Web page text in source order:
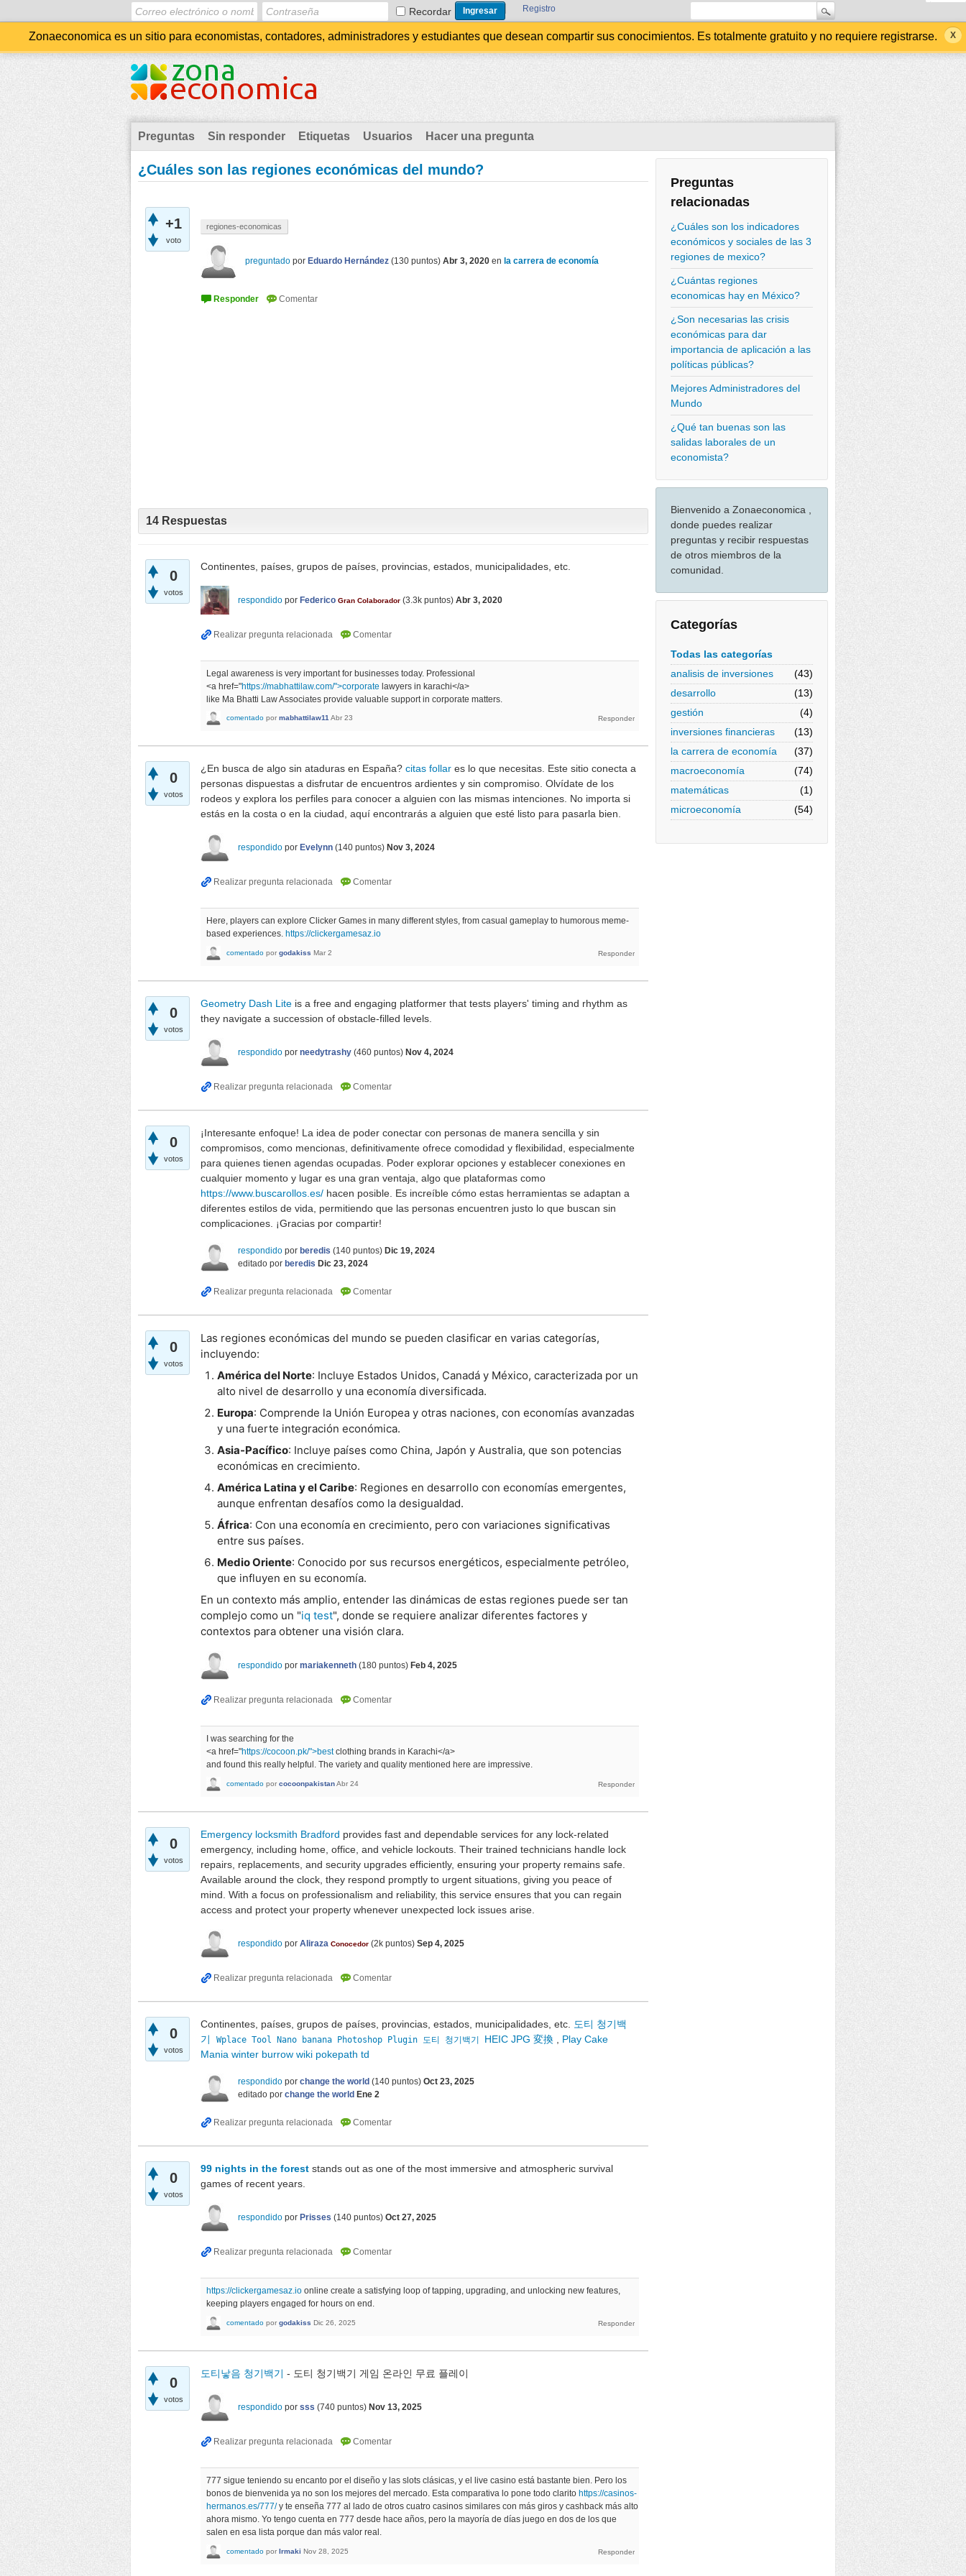
Recordar Registro
Zonaeconomica es un sitio para economistas, contadores, administradores y estudiantes que desean compartir sus conocimientos. Es totalmente gratuito y no requiere registrarse.
Preguntas Sin responder Etiquetas Usuarios Hacer una pregunta
Preguntas
relacionadas
¿Cuáles son los indicadores
económicos y sociales de las 3
regiones de mexico?
¿Cuántas regiones
economicas hay en México?
¿Son necesarias las crisis
económicas para dar
importancia de aplicación a las
políticas públicas?
Mejores Administradores del
Mundo
¿Qué tan buenas son las
salidas laborales de un
economista?
Bienvenido a Zonaeconomica ,
donde puedes realizar
preguntas y recibir respuestas
de otros miembros de la
comunidad.
Categorías
Todas las categorías
analisis de inversiones
(43)
desarrollo
(13)
gestión
(4)
inversiones financieras
(13)
la carrera de economía
(37)
macroeconomía
(74)
matemáticas
(1)
microeconomía
(54)
¿Cuáles son las regiones económicas del mundo?
+1
voto
regiones-economicas
preguntado por Eduardo Hernández (130 puntos) Abr 3, 2020 en la carrera de economía
14 Respuestas
0
votos
Continentes, países, grupos de países, provincias, estados, municipalidades, etc.
respondido por Federico Gran Colaborador (3.3k puntos) Abr 3, 2020
Legal awareness is very important for businesses today. Professional
<a href="https://mabhattilaw.com/">corporate lawyers in karachi</a>
like Ma Bhatti Law Associates provide valuable support in corporate matters.
comentado por mabhattilaw11Abr 23
0
votos
¿En busca de algo sin ataduras en España? сitas follar es lo que necesitas. Este sitio conecta a
personas dispuestas a disfrutar de encuentros ardientes y sin compromiso. Olvídate de los
rodeos y explora los perfiles para conocer a alguien con las mismas intenciones. No importa si
estás en la costa o en la ciudad, aquí encontrarás a alguien que esté listo para pasarla bien.
respondido por Evelynn (140 puntos) Nov 3, 2024
Here, players can explore Clicker Games in many different styles, from casual gameplay to humorous meme-
based experiences. https://clickergamesaz.io
comentado por godakiss Mar 2
0
votos
Geometry Dash Lite is a free and engaging platformer that tests players' timing and rhythm as
they navigate a succession of obstacle-filled levels.
respondido por needytrashy (460 puntos) Nov 4, 2024
0
votos
¡Interesante enfoque! La idea de poder conectar con personas de manera sencilla y sin
compromisos, como mencionas, definitivamente ofrece comodidad y flexibilidad, especialmente
para quienes tienen agendas ocupadas. Poder explorar opciones y establecer conexiones en
cualquier momento y lugar es una gran ventaja, algo que plataformas como
https://www.buscarollos.es/ hacen posible. Es increíble cómo estas herramientas se adaptan a
diferentes estilos de vida, permitiendo que las personas encuentren justo lo que buscan sin
complicaciones. ¡Gracias por compartir!
respondido por beredis (140 puntos) Dic 19, 2024
editado por beredis Dic 23, 2024
0
votos
Las regiones económicas del mundo se pueden clasificar en varias categorías,
incluyendo:
América del Norte: Incluye Estados Unidos, Canadá y México, caracterizada por un
alto nivel de desarrollo y una economía diversificada.
Europa: Comprende la Unión Europea y otras naciones, con economías avanzadas
y una fuerte integración económica.
Asia-Pacífico: Incluye países como China, Japón y Australia, que son potencias
económicas en crecimiento.
América Latina y el Caribe: Regiones en desarrollo con economías emergentes,
aunque enfrentan desafíos como la desigualdad.
África: Con una economía en crecimiento, pero con variaciones significativas
entre sus países.
Medio Oriente: Conocido por sus recursos energéticos, especialmente petróleo,
que influyen en su economía.
En un contexto más amplio, entender las dinámicas de estas regiones puede ser tan
complejo como un "iq test", donde se requiere analizar diferentes factores y
contextos para obtener una visión clara.
respondido por mariakenneth (180 puntos) Feb 4, 2025
I was searching for the
<a href="https://cocoon.pk/">bestclothing brands in Karachi</a>
and found this really helpful. The variety and quality mentioned here are impressive.
comentado por cocoonpakistanAbr 24
0
votos
Emergency locksmith Bradford provides fast and dependable services for any lock-related
emergency, including home, office, and vehicle lockouts. Their trained technicians handle lock
repairs, replacements, and security upgrades efficiently, ensuring your property remains safe.
Available around the clock, they respond promptly to urgent situations, giving you peace of
mind. With a focus on professionalism and reliability, this service ensures that you can regain
access and protect your property whenever unexpected lock issues arise.
respondido por Aliraza Conocedor (2k puntos) Sep 4, 2025
0
votos
Continentes, países, grupos de países, provincias, estados, municipalidades, etc. 도티 청기백
기
Wplace Tool Nano banana Photoshop Plugin 도티 청기백기 HEIC JPG 変換 , Play Cake
Mania winter burrow wiki pokepath td
respondido por change the world (140 puntos) Oct 23, 2025
editado por change the world Ene 2
0
votos
99 nights in the forest stands out as one of the most immersive and atmospheric survival
games of recent years.
respondido por Prisses (140 puntos) Oct 27, 2025
https://clickergamesaz.io online create a satisfying loop of tapping, upgrading, and unlocking new features,
keeping players engaged for hours on end.
comentado por godakiss Dic 26, 2025
0
votos
도티낳음 청기백기 - 도티 청기백기 게임 온라인 무료 플레이
respondido por sss (740 puntos) Nov 13, 2025
777 sigue teniendo su encanto por el diseño y las slots clásicas, y el live casino está bastante bien. Pero los
bonos de bienvenida ya no son los mejores del mercado. Esta comparativa lo pone todo clarito https://casinos-
hermanos.es/777/y te enseña 777 al lado de otros cuatro casinos similares con más giros y cashback más alto
ahora mismo. Yo tengo cuenta en 777 desde hace años, pero la mayoría de días juego en dos de los que
salen en esa lista porque dan más valor real.
comentado por Irmaki Nov 28, 2025